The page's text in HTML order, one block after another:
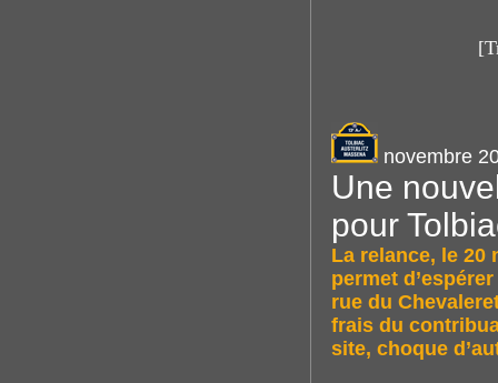
novembre
Une
pour
La relance, le 20
permet
rue du
frais du
site, choque